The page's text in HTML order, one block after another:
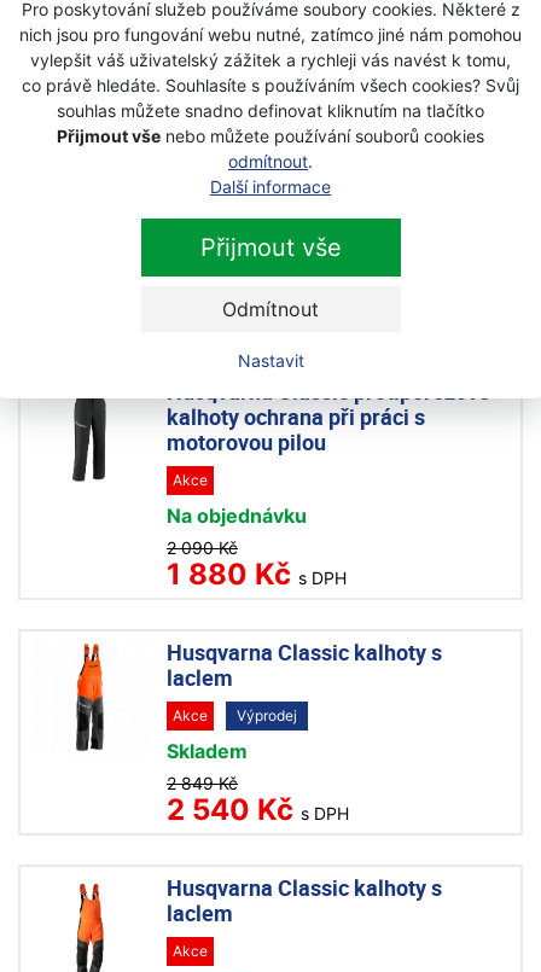
Pro poskytování služeb používáme soubory cookies. Některé z
nich jsou pro fungování webu nutné, zatímco jiné nám pomohou
vylepšit váš uživatelský zážitek a rychleji vás navést k tomu,
co právě hledáte. Souhlasíte s používáním všech cookies? Svůj
souhlas můžete snadno definovat kliknutím na tlačítko
Přijmout vše nebo můžete používání souborů cookies
odmítnout.
Další informace
Přijmout vše
Odmítnout
Nastavit
2 490 Kč
1 999 Kč s DPH
Husqvarna Classic protipořezové
kalhoty Ochrana třídy 1 pro práci s
pilou
Novinka Akce
Skladem
2 330 Kč s DPH
kalhoty ochrana při práci s
motorovou pilou
Akce
Na objednávku
2 090 Kč
1 880 Kč s DPH
Husqvarna Classic kalhoty s
laclem
Akce Výprodej
Skladem
2 849 Kč
2 540 Kč s DPH
Husqvarna Classic kalhoty s
laclem
Akce